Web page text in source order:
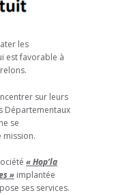
les
est favorable à
sur leurs
Départementaux
ne se
mission.
« Hop’la
» implantée
ses services.